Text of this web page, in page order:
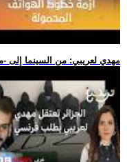
.. مهدي لعريبي: من السينما إلى